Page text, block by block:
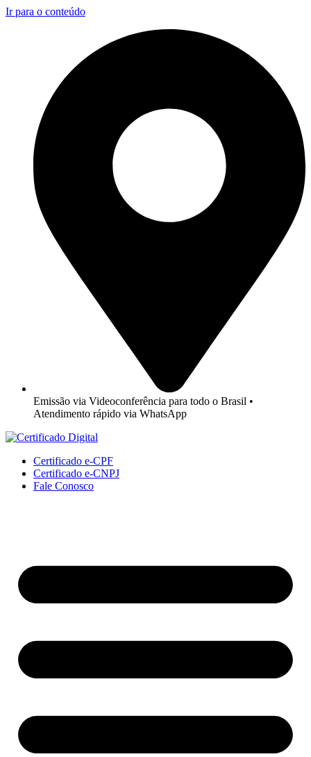
Ir para o conteúdo
Emissão via Videoconferência para todo o Brasil •
Atendimento rápido via WhatsApp
Certificado e-CPF
Certificado e-CNPJ
Fale Conosco